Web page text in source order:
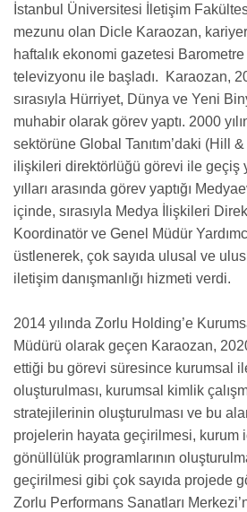
İstanbul Üniversitesi İletişim
mezunu olan Dicle Karaozan, kariyer
haftalık ekonomi gazetesi
televizyonu ile başladı. Karaozan,
sırasıyla Hürriyet, Dünya ve Yeni
muhabir olarak görev yaptı. 2000
sektörüne Global Tanıtım’daki (Hill
ilişkileri direktörlüğü görevi ile geçiş
yılları arasında görev yaptığı
içinde, sırasıyla Medya İlişkileri
Koordinatör ve Genel Müdür
üstlenerek, çok sayıda ulusal ve
iletişim danışmanlığı hizmeti verdi.
2014 yılında Zorlu Holding’e
Müdürü olarak geçen Karaozan,
ettiği bu görevi süresince kurumsal
oluşturulması, kurumsal kimlik
stratejilerinin oluşturulması ve bu
projelerin hayata geçirilmesi, kurum
gönüllülük programlarının
geçirilmesi gibi çok sayıda projede
Zorlu Performans Sanatları